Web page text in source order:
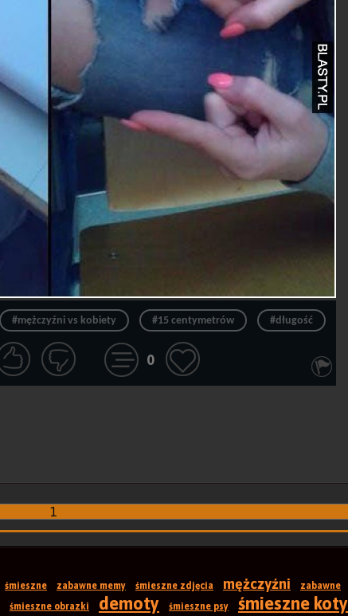
#mężczyźni vs kobiety #15 centymetrów #długość
0
1
śmieszne zabawne memy śmieszne zdjęcia mężczyźni zabawne
śmieszne obrazki demoty śmieszne psy śmieszne koty